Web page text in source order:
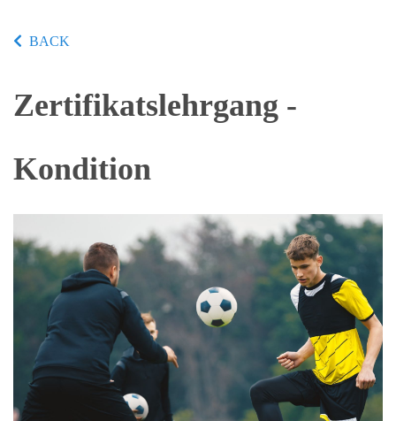
BACK
Zertifikatslehrgang -
Kondition